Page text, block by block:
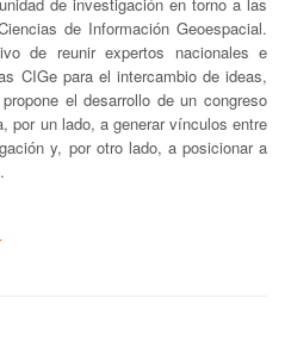
de Información Geoespacial.
de reunir expertos nacionales e
CIGe para el intercambio de ideas,
el desarrollo de un congreso
por un lado, a generar vínculos entre
y, por otro lado, a posicionar a